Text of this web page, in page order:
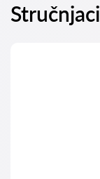
Stručnjaci